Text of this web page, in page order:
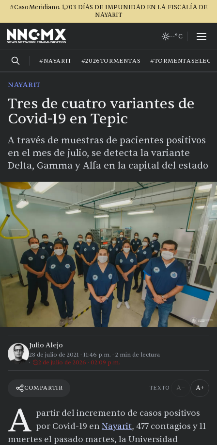
#CasoMeridiano. 1,703 DÍAS DE IMPUNIDAD EN LA FISCALÍA DE
NAYARIT
--°C
#NAYARIT #2026TORMENTAS
NAYARIT
Tres de cuatro variantes de
Covid-19 en Tepic
A través de muestras de pacientes positivos
en el mes de julio, se detecta la variante
Delta, Gamma y Alfa en la capital del estado
Julio Alejo
28 de julio de 2021 · 11:46 p.m. · 2 min de lectura
2 de julio de 2026 · 02:09 p.m.
COMPARTIR TEXTO A− A+
A partir del incremento de casos positivos
por Covid-19 enNayarit, 477 contagios y 11
muertes el pasado martes, la Universidad